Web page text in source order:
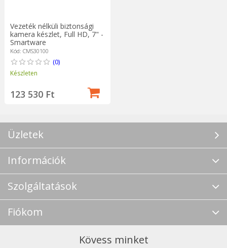
Vezeték nélküli biztonsági
kamera készlet, Full HD, 7" -
Smartware
Kód: CMS30100
(0)
Készleten
123 530 Ft
Üzletek
Információk
Szolgáltatások
Fiókom
Kövess minket